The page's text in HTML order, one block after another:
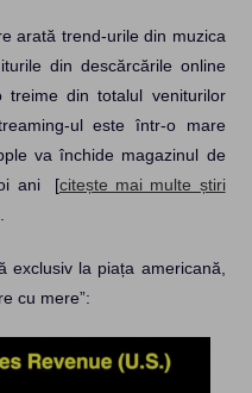
arată trend-urile din muzica
din descărcările online
din totalul veniturilor
ul este într-o mare
va închide magazinul de
ani [citește mai multe știri
exclusiv la piața americană,
cu mere”: